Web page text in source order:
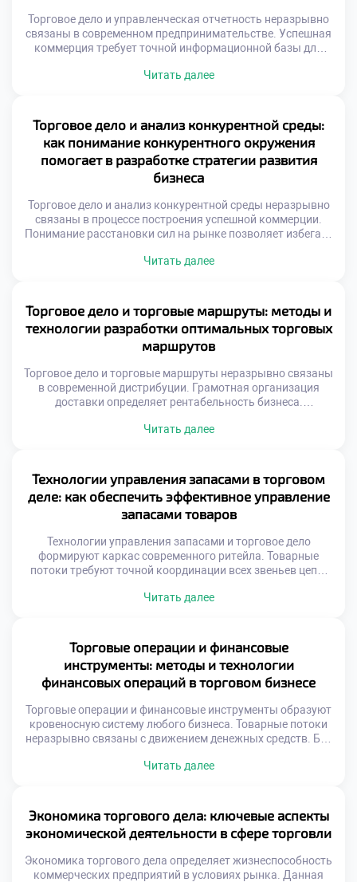
Торговое дело и управленческая отчетность неразрывно
связаны в современном предпринимательстве. Успешная
коммерция требует точной информационной базы для
место фактологическому подходу. Финансовые
развитие эффективно. Отчетность трансформирует хаос
операций в структурированную систему. Менеджеры
получают ясную картину происходящих процессов.
Цифры становятся языком общения […]
Читать далее
Торговое дело и анализ конкурентной среды:
как понимание конкурентного окружения
помогает в разработке стратегии развития
бизнеса
Торговое дело и анализ конкурентной среды неразрывно
связаны в процессе построения успешной коммерции.
Понимание расстановки сил на рынке позволяет избегать
действий соперников превращает любую бизнес-
взаимосвязанных участников обмена. Появление новых
игроков или технологий мгновенно меняет правила
ведения торговли. Адаптивность к внешним […]
Читать далее
Торговое дело и торговые маршруты: методы и
технологии разработки оптимальных торговых
маршрутов
Торговое дело и торговые маршруты неразрывно связаны
в современной дистрибуции. Грамотная организация
доставки определяет рентабельность бизнеса.
компании. Скорость оборачиваемости товаров напрямую
Геопозиционирование изменило принципы планирования
перевозок. Спутниковые данные позволяют видеть
ситуацию мгновенно. Алгоритмы учитывают пробки и
погодные условия. Динамическая корректировка курса
Читать далее
Технологии управления запасами в торговом
деле: как обеспечить эффективное управление
запасами товаров
Технологии управления запасами и торговое дело
формируют каркас современного ритейла. Товарные
потоки требуют точной координации всех звеньев цепи.
предприятия. Дефицит же приводит к прямой потере
процессов исключает человеческие ошибки учета.
Информационные системы синхронизируют спрос с
предложением. Эффективность склада […]
Читать далее
Торговые операции и финансовые
инструменты: методы и технологии
финансовых операций в торговом бизнесе
Торговые операции и финансовые инструменты образуют
кровеносную систему любого бизнеса. Товарные потоки
неразрывно связаны с движением денежных средств. Без
останавливается мгновенно. Эффективные расчеты
методы оплаты товаров. Управление ликвидностью
становится ключевой задачей менеджера. Риски
неплатежей требуют надежных механизмов защиты.
Финансовая дисциплина определяет выживаемость
компании […]
Читать далее
Экономика торгового дела: ключевые аспекты
экономической деятельности в сфере торговли
Экономика торгового дела определяет жизнеспособность
коммерческих предприятий в условиях рынка. Данная